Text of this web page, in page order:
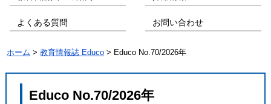
よくある質問 お問い合わせ
ホーム >教育情報誌 Educo > Educo No.70/2026年
Educo No.70/2026年